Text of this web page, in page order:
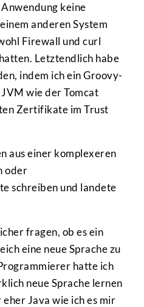
keine
anderen System
Firewall und curl
Letztendlich habe
indem ich ein Groovy-
wie der Tomcat
Zertifikate im Trust
aus einer komplexeren
oder
schreiben und landete
fragen, ob es ein
eine neue Sprache zu
hatte ich
neue Sprache lernen
Java wie ich es mir